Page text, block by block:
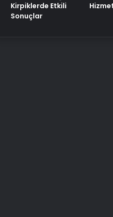
Kirpiklerde Etkili
Sonuçlar